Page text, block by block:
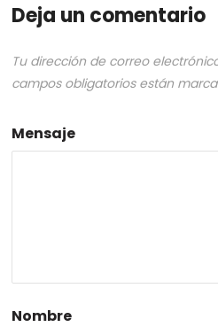
Deja un comentario
Tu dirección de correo
campos obligatorios están
Mensaje
Nombre